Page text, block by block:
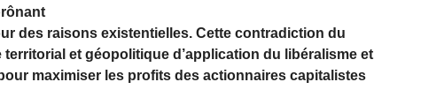
des raisons existentielles. Cette contradiction du
territorial et géopolitique d’application du libéralisme et
maximiser les profits des actionnaires capitalistes